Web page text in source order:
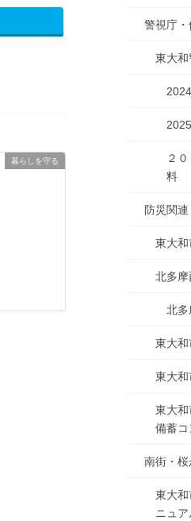
暮らしを守る
警視庁
東大
２
料
防災関連
東大
北多
北多
東大和
東大
東大
備蓄
南街・
東大
ニュ